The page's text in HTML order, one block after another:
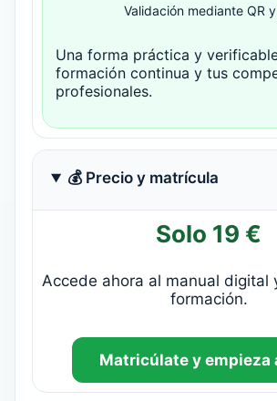
Validación mediante QR
Una forma práctica y
formación continua y tus
profesionales.
💰 Precio y matrícula
Solo 19 €
Accede ahora al manual digital
formación.
Matricúlate y empieza